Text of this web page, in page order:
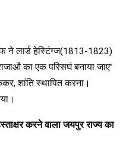
ने लार्ड हेस्टिंग्ज(1813-1823)
का एक परिसघं बनाया जाए”
शांति स्थापित करना।
करने वाला जयपुर राज्य का